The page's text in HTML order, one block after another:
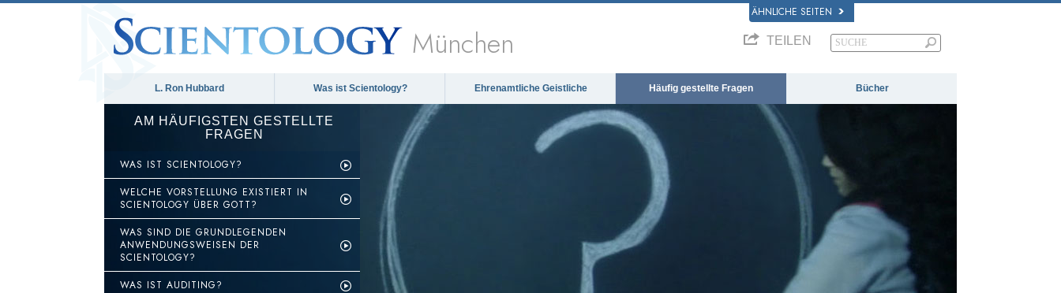
ÄHNLICHE SEITEN
München TEILEN
L. Ron Hubbard Was ist Scientology? Ehrenamtliche Geistliche Häufig gestellte Fragen Bücher
AM HÄUFIGSTEN GESTELLTE
FRAGEN
WAS IST SCIENTOLOGY?
WELCHE VORSTELLUNG EXISTIERT IN
SCIENTOLOGY ÜBER GOTT?
WAS SIND DIE GRUNDLEGENDEN
ANWENDUNGSWEISEN DER
SCIENTOLOGY?
WAS IST AUDITING?